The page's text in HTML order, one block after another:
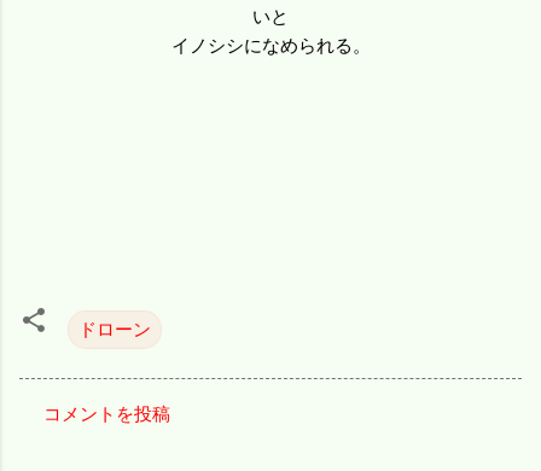
いと
イノシシになめられる。
ドローン
コメントを投稿